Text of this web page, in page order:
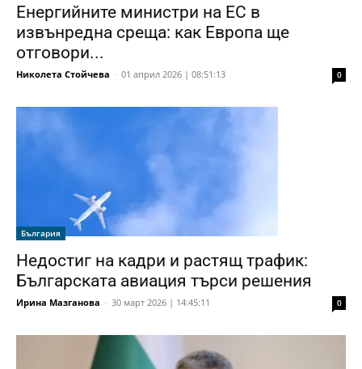
Енергийните министри на ЕС в
извънредна среща: как Европа ще
отговори...
Николета Стойчева - 01 април 2026 | 08:51:13 0
България
Недостиг на кадри и растящ трафик:
Българската авиация търси решения
Ирина Мазганова - 30 март 2026 | 14:45:11 0